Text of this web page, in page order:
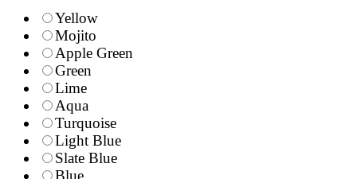
Yellow
Mojito
Apple Green
Green
Lime
Aqua
Turquoise
Light Blue
Slate Blue
Blue